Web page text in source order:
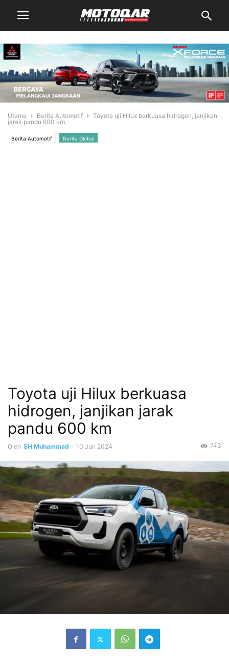
Utama Berita Automotif
Toyota uji Hilux berkuasa hidrogen, janjikan
jarak pandu 600 km
Berita Automotif Berita Global
Toyota uji Hilux berkuasa
hidrogen, janjikan jarak
pandu 600 km
Oleh SH Muhammad - 10 Jun 2024 743